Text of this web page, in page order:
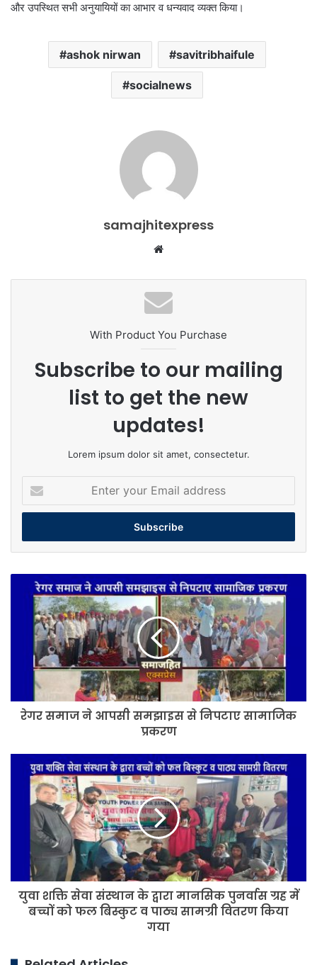
और उपस्थित सभी अनुयायियों का आभार व धन्यवाद व्यक्त किया।
ashok nirwan savitribhaifule
socialnews
samajhitexpress
With Product You Purchase
Subscribe to our mailing
list to get the new
updates!
Lorem ipsum dolor sit amet, consectetur.
your
Email
समझाइस
सामाजिक
प्रकरण
रेगर समाज ने आपसी समझाइस से निपटाए सामाजिक
प्रकरण
संस्थान
मानसिक
पुनर्वास
ग्रह
युवा शक्ति सेवा संस्थान के द्वारा मानसिक पुनर्वास ग्रह में
बच्चों को फल बिस्कुट व पाठ्य सामग्री वितरण किया
गया